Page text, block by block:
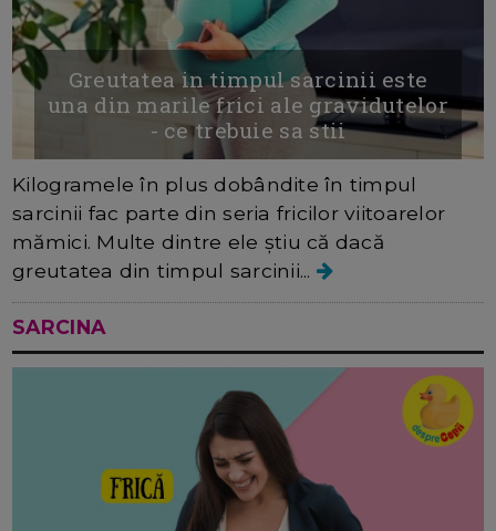
Greutatea in timpul sarcinii este
una din marile frici ale gravidutelor
- ce trebuie sa stii
Kilogramele în plus dobândite în timpul
sarcinii fac parte din seria fricilor viitoarelor
mămici. Multe dintre ele știu că dacă
greutatea din timpul sarcinii...
SARCINA